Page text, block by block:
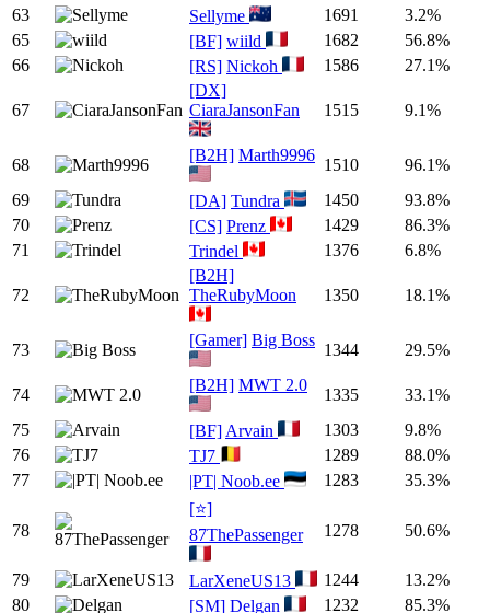
63
Sellyme 1691
3.2%
65
[BF] wiild 1682
56.8%
66
[RS] Nickoh 1586 27.1%
67
[DX]
CiaraJansonFan
1515 9.1%
68
[B2H] Marth9996
1510
96.1%
69
[DA] Tundra 1450
93.8%
70
[CS] Prenz 1429
86.3%
71
Trindel 1376 6.8%
72
[B2H]
TheRubyMoon
1350 18.1%
73
[Gamer] Big Boss
1344 29.5%
74
[B2H] MWT 2.0
1335
33.1%
75
[BF] Arvain 1303
9.8%
76
TJ7 1289
88.0%
77
|PT| Noob.ee 1283 35.3%
78
[⭐]
87ThePassenger
1278 50.6%
79 LarXeneUS13 1244
13.2%
80
[SM] Delgan 1232
85.3%